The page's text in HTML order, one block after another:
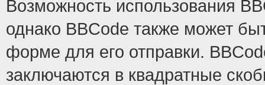
Возможность использования
однако BBCode также может
форме для его отправки.
заключаются в квадратные